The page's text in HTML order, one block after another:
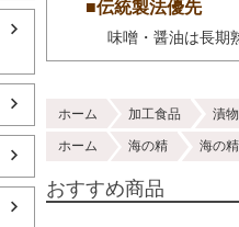
■伝統製法優先
味噌・醤油は長期
ホーム 加工食品 漬
ホーム 海の精 海の
おすすめ商品